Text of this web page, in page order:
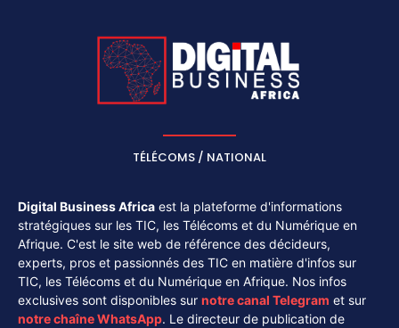
TÉLÉCOMS / NATIONAL
Digital Business Africa est la plateforme d'informations
stratégiques sur les TIC, les Télécoms et du Numérique en
Afrique. C'est le site web de référence des décideurs,
experts, pros et passionnés des TIC en matière d'infos sur
TIC, les Télécoms et du Numérique en Afrique. Nos infos
exclusives sont disponibles sur notre canal Telegram et sur
notre chaîneWhatsApp. Le directeur de publication de